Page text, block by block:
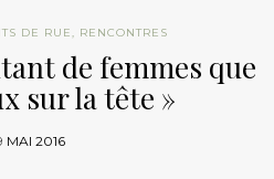
DE RUE, RENCONTRES
de femmes que
sur la tête »
MAI 2016